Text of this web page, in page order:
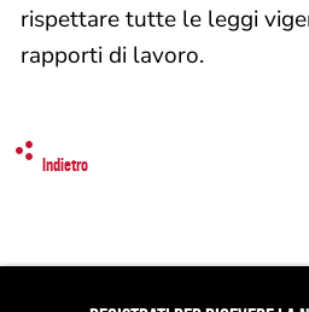
rispettare tutte le leggi
rapporti di lavoro.
Indietro